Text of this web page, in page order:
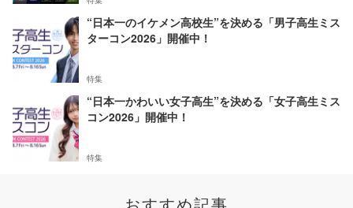
“日本一のイケメン高校生”を決める「男子高生ミス
ターコン2026」開催中！
特集
“日本一かわいい女子高生”を決める「女子高生ミス
コン2026」開催中！
特集